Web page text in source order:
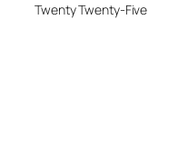
Twenty Twenty-Five